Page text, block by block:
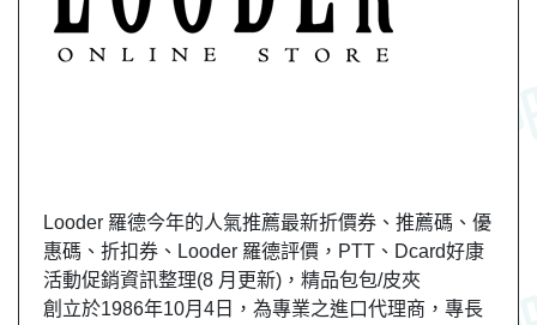
Looder 羅德今年的人氣推薦最新折價券、推薦碼、優
惠碼、折扣券、Looder 羅德評價，PTT、Dcard好康
活動促銷資訊整理(8 月更新)，精品包包/皮夾
創立於1986年10月4日，為專業之進口代理商，專長